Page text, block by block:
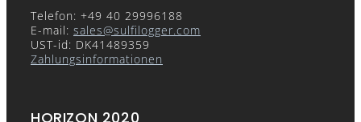
Telefon: +49 40 29996188
E-mail: sales@sulfilogger.com
UST-id: DK41489359
Zahlungsinformationen
HORIZON 2020